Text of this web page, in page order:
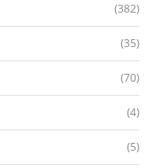
(382)
(35)
(70)
(4)
(5)